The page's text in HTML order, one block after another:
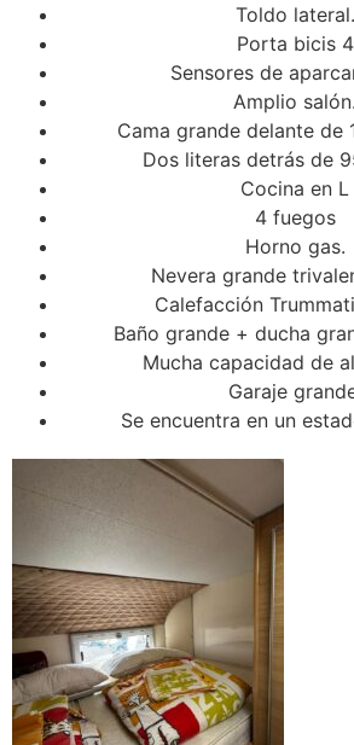
Toldo lateral.
Porta bicis 4
Sensores de
Amplio salón.
Cama grande delante de
Dos literas detrás de
Cocina en L
4 fuegos
Horno gas.
Nevera grande
Calefacción
Baño grande + ducha
Mucha capacidad de
Garaje
Se encuentra en un